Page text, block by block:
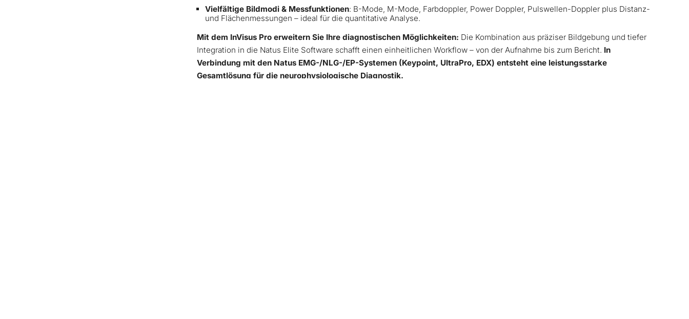
Vielfältige Bildmodi & Messfunktionen: B-Mode, M-Mode, Farbdoppler, Power Doppler, Pulswellen-Doppler plus Distanz-
und Flächenmessungen – ideal für die quantitative Analyse.
Mit dem InVisus Pro erweitern Sie Ihre diagnostischen Möglichkeiten: Die Kombination aus präziser Bildgebung und tiefer
Integration in die Natus Elite Software schafft einen einheitlichen Workflow – von der Aufnahme bis zum Bericht. In
Verbindung mit den Natus EMG-/NLG-/EP-Systemen (Keypoint, UltraPro, EDX) entsteht eine leistungsstarke
Gesamtlösung für die neurophysiologische Diagnostik.